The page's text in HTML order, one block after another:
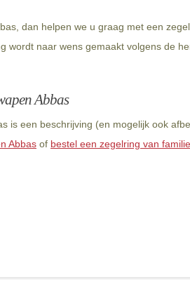
dan helpen we u graag met een
wordt naar wens gemaakt volgens de
Abbas
is een beschrijving (en mogelijk ook
Abbas of bestel een zegelring van